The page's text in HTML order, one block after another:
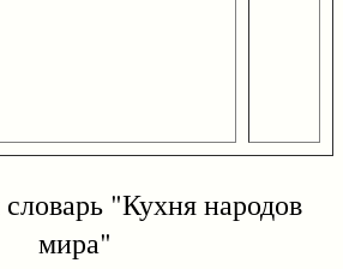
"Кухня народов
мира"